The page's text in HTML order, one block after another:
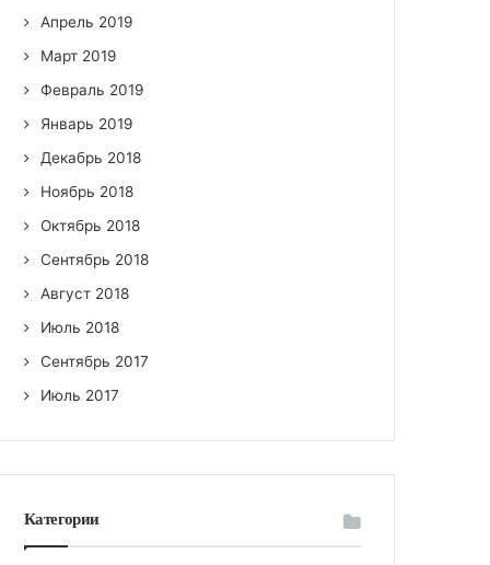
Апрель 2019
Март 2019
Февраль 2019
Январь 2019
Декабрь 2018
Ноябрь 2018
Октябрь 2018
Сентябрь 2018
Август 2018
Июль 2018
Сентябрь 2017
Июль 2017
Категории